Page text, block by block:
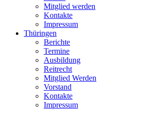
Mitglied werden
Kontakte
Impressum
Thüringen
Berichte
Termine
Ausbildung
Reitrecht
Mitglied Werden
Vorstand
Kontakte
Impressum